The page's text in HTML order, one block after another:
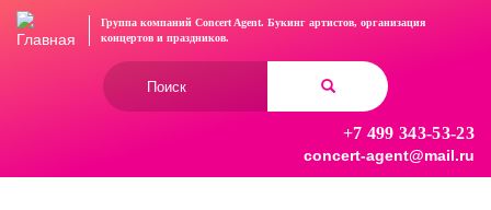
Перейти
Группа компаний Concert Agent. Букинг артистов, организация
концертови праздников.
+7 499 343-53-23
concert-agent@mail.ru